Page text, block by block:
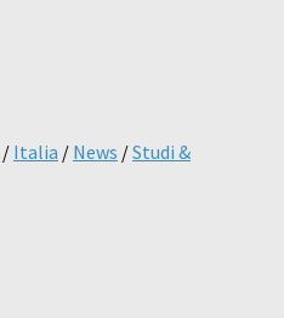
/ Italia / News /Studi &